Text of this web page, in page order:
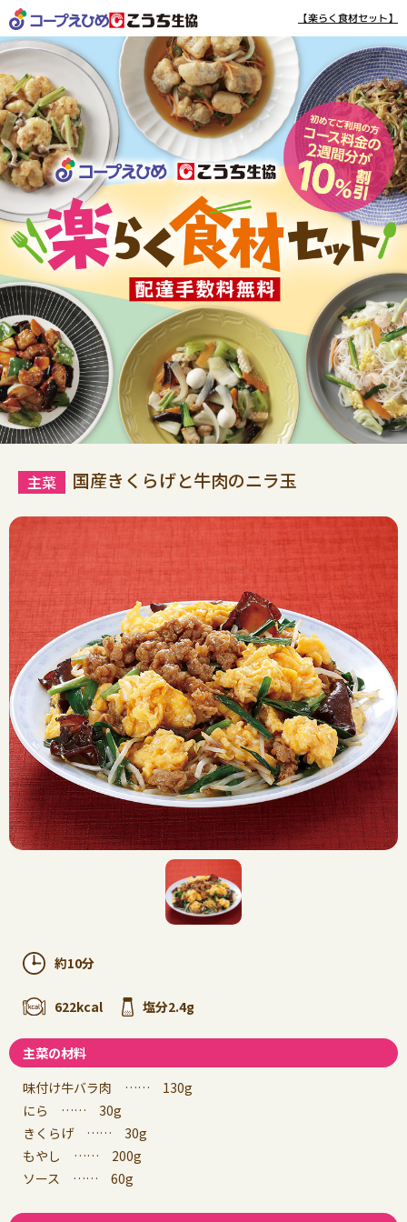
【楽らく食材セット】
国産きくらげと牛肉のニラ玉
約10分
622kcal 塩分2.4g
主菜の材料
味付け牛バラ肉 …… 130g
にら …… 30g
きくらげ …… 30g
もやし …… 200g
ソース …… 60g